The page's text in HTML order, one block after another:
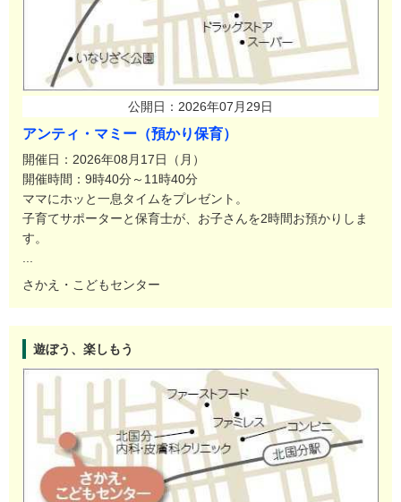
公開日：2026年07月29日
アンティ・マミー（預かり保育）
開催日：2026年08月17日（月）
開催時間：9時40分～11時40分
ママにホッと一息タイムをプレゼント。
子育てサポーターと保育士が、お子さんを2時間お預かりしま
す。
...
さかえ・こどもセンター
遊ぼう、楽しもう